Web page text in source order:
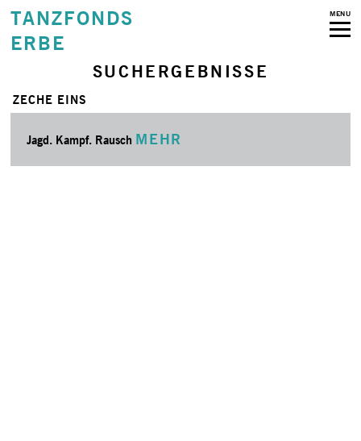
TANZFONDS
ERBE
MENU
SUCHERGEBNISSE
ZECHE EINS
Jagd. Kampf. Rausch MEHR